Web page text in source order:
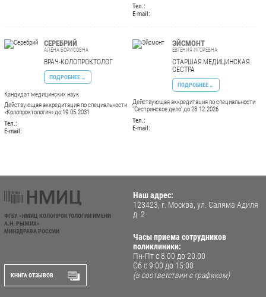
Тел.:
E-mail:
СЕРЕБРИЙ
АЛЁНА БОРИСОВНА
ВРАЧ-КОЛОПРОКТОЛОГ
ПОДРОБНЕЕ …
Кандидат медицинских наук
Действующая аккредитация по специальности
«Колопроктология» до 19.05.2031
Тел.:
E-mail:
ЭЙСМОНТ
ЕВГЕНИЯ ИГОРЕВНА
СТАРШАЯ МЕДИЦИНСКАЯ
СЕСТРА
ПОДРОБНЕЕ …
Действующая аккредитация по специальности
"Сестринское дело" до 28.12.2026
Тел.:
E-mail:
ФГБУ «НМИЦ КОЛОПРОКТОЛОГИИ ИМЕНИ
А.Н. РЫЖИХ»
МИНЗДРАВА РОССИИ
Наш адрес:
123423, г. Москва, ул. Саляма Адиля
д. 2
Часы приема сотрудников
поликлиники:
Пн-Пт с 8:00 до 20:00
Сб с 9:00 до 15:00
(в соответствии с графиком)
КНИГА ОТЗЫВОВ